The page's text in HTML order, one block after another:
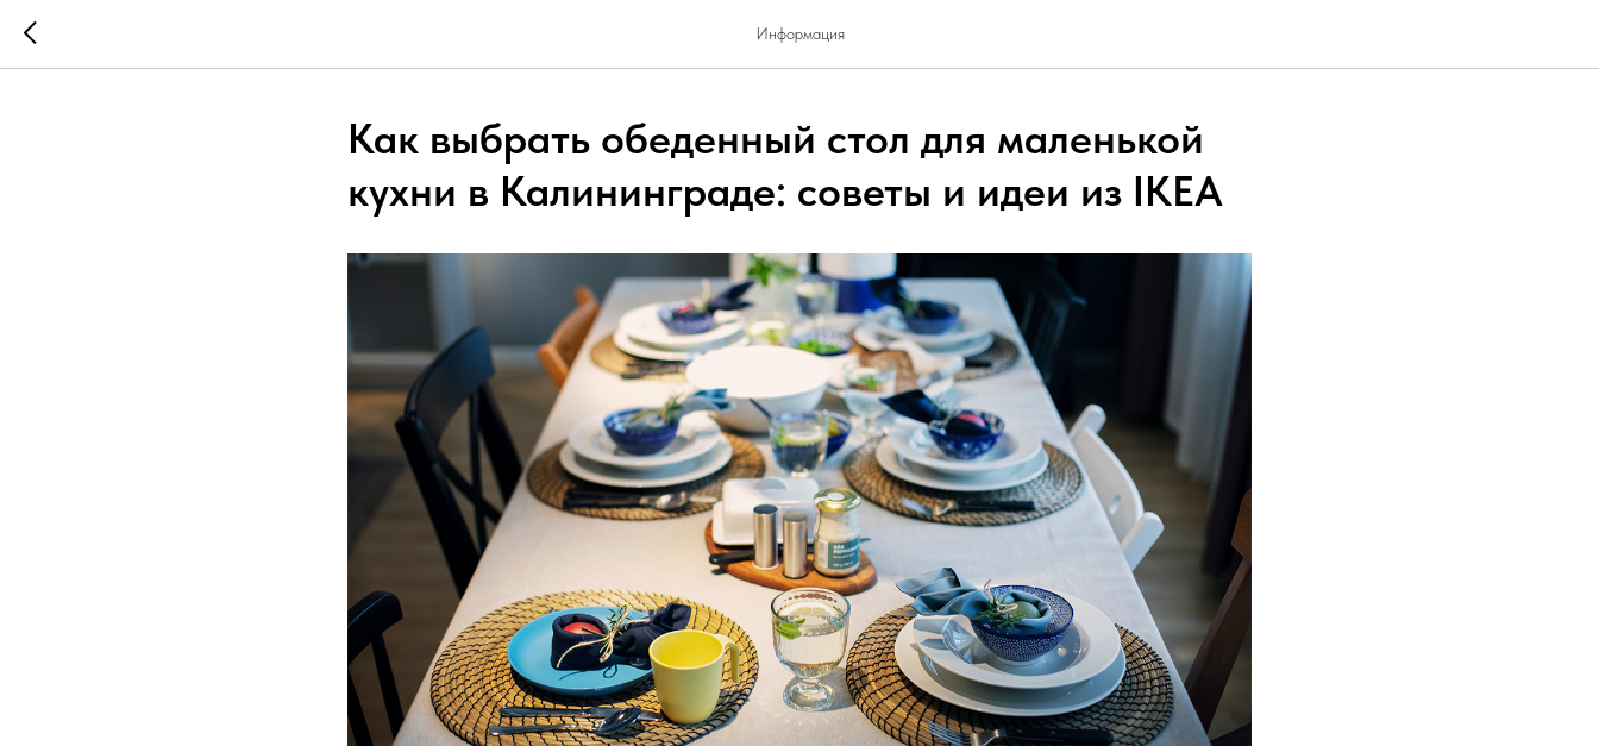
Информация
Как выбрать обеденный стол для маленькой
кухни в Калининграде: советы и идеи из IKEA